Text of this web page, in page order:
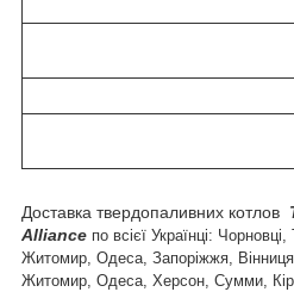
Доставка твердопаливних котлов
Alliance по всієї Українці:
Житомир, Одеса, Запоріжжя,
Житомир, Одеса, Херсон, Сумми,